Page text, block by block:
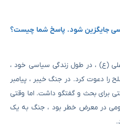
جایگزین شود. پاسخ شما چیست؟
علی (ع) ، در طول زندگی سیاسی خود ،
را دعوت کرد. در جنگ خیبر ، پیامبر
برای بحث و گفتگو داشت. اما وقتی
در معرض خطر بود ، جنگ به یک